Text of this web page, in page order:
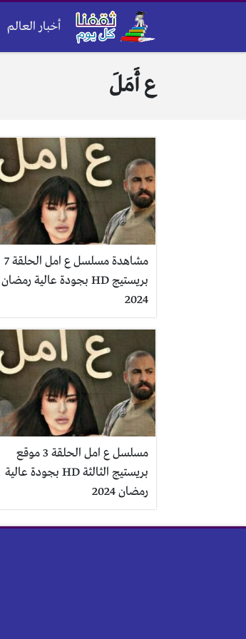
أخبار العالم
ع أَمَلَ
مشاهدة مسلسل ع امل الحلقة 7
بريستيج HD بجودة عالية رمضان
2024
مسلسل ع امل الحلقة 3 موقع
بريستيج الثالثة HD بجودة عالية
رمضان 2024